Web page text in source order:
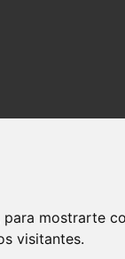
mostrarte
visitantes.